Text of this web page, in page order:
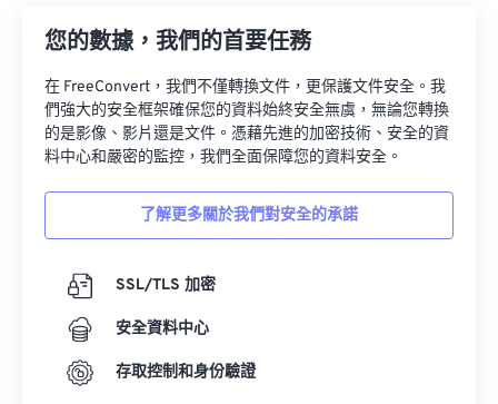
您的數據，我們的首要任務
在 FreeConvert，我們不僅轉換文件，更保護文件安全。我
們強大的安全框架確保您的資料始終安全無虞，無論您轉換
的是影像、影片還是文件。憑藉先進的加密技術、安全的資
料中心和嚴密的監控，我們全面保障您的資料安全。
了解更多關於我們對安全的承諾
SSL/TLS 加密
安全資料中心
存取控制和身份驗證